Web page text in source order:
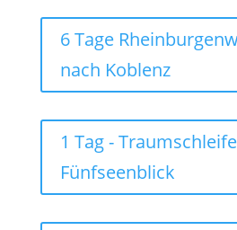
6 Tage
nach Koblenz
1 Tag - Traumschleife
Fünfseenblick